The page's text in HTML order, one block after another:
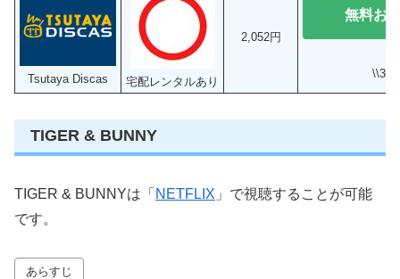
Tsutaya Discas 宅配レンタルあり
2,052円
無料お
\\30
TIGER & BUNNY
TIGER & BUNNYは「 NETFLIX 」で視聴することが可能
です。
あらすじ